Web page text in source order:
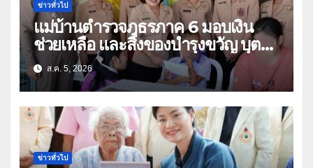
ข่าวทั่วไป
แม่บ้านตำรวจภูธรภาค 6 มอบเงิน
ช่วยเหลือ และสิ่งของบำรุงขวัญ บุตร-
ธิดา ข้าราชการตำรวจจังหวัด
อุทัยธานี
ส.ค. 5, 2026
ข่าวทั่วไป